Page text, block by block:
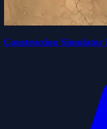
Construction Simulator